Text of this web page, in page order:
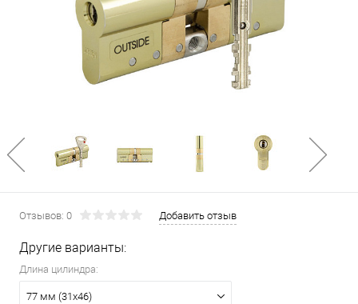
Отзывов: 0 Добавить отзыв
Другие варианты:
Длина цилиндра:
77 мм (31x46)